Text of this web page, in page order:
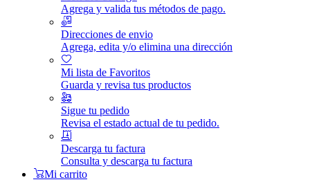
Agrega y valida tus métodos de pago.
Direcciones de envio
Agrega, edita y/o elimina una dirección
Mi lista de Favoritos
Guarda y revisa tus productos
Sigue tu pedido
Revisa el estado actual de tu pedido.
Descarga tu factura
Consulta y descarga tu factura
Mi carrito